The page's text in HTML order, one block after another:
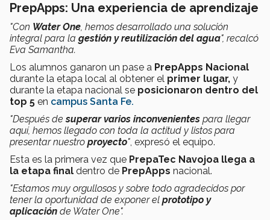
PrepApps: Una experiencia de aprendizaje
"Con Water One, hemos desarrollado una solución
integral para la gestión y reutilización del agua", recalcó
Eva Samantha.
Los alumnos ganaron un pase a PrepApps Nacional
durante la etapa local al obtener el primer lugar, y
durante la etapa nacional se posicionaron dentro del
top 5 en campus Santa Fe.
"Después desuperar varios inconvenientes para llegar
aquí, hemos llegado con toda la actitud y listos para
presentar nuestro proyecto", expresó el equipo.
Esta es la primera vez que PrepaTec Navojoa llega a
la etapa final dentro de PrepApps nacional.
"Estamos muy orgullosos y sobre todo agradecidos por
tener la oportunidad de exponer el prototipo y
aplicación de Water One".